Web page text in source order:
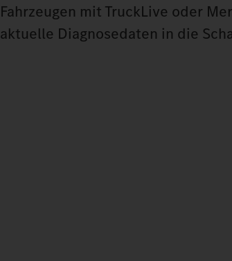
Fahrzeugen mit TruckLive oder
aktuelle Diagnosedaten in die